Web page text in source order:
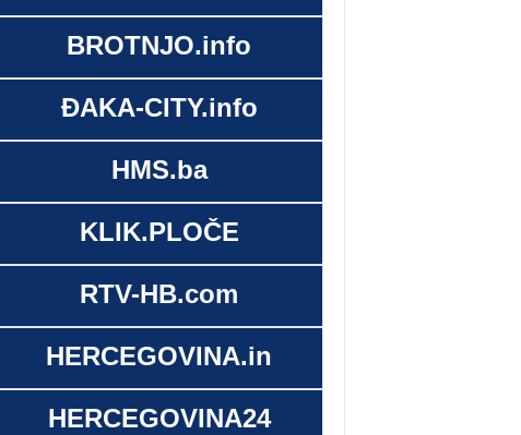
BROTNJO.info
ĐAKA-CITY.info
HMS.ba
KLIK.PLOČE
RTV-HB.com
HERCEGOVINA.in
HERCEGOVINA24